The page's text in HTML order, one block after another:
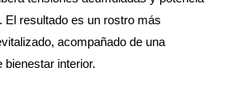
El resultado es un rostro más
acompañado de una
bienestar interior.